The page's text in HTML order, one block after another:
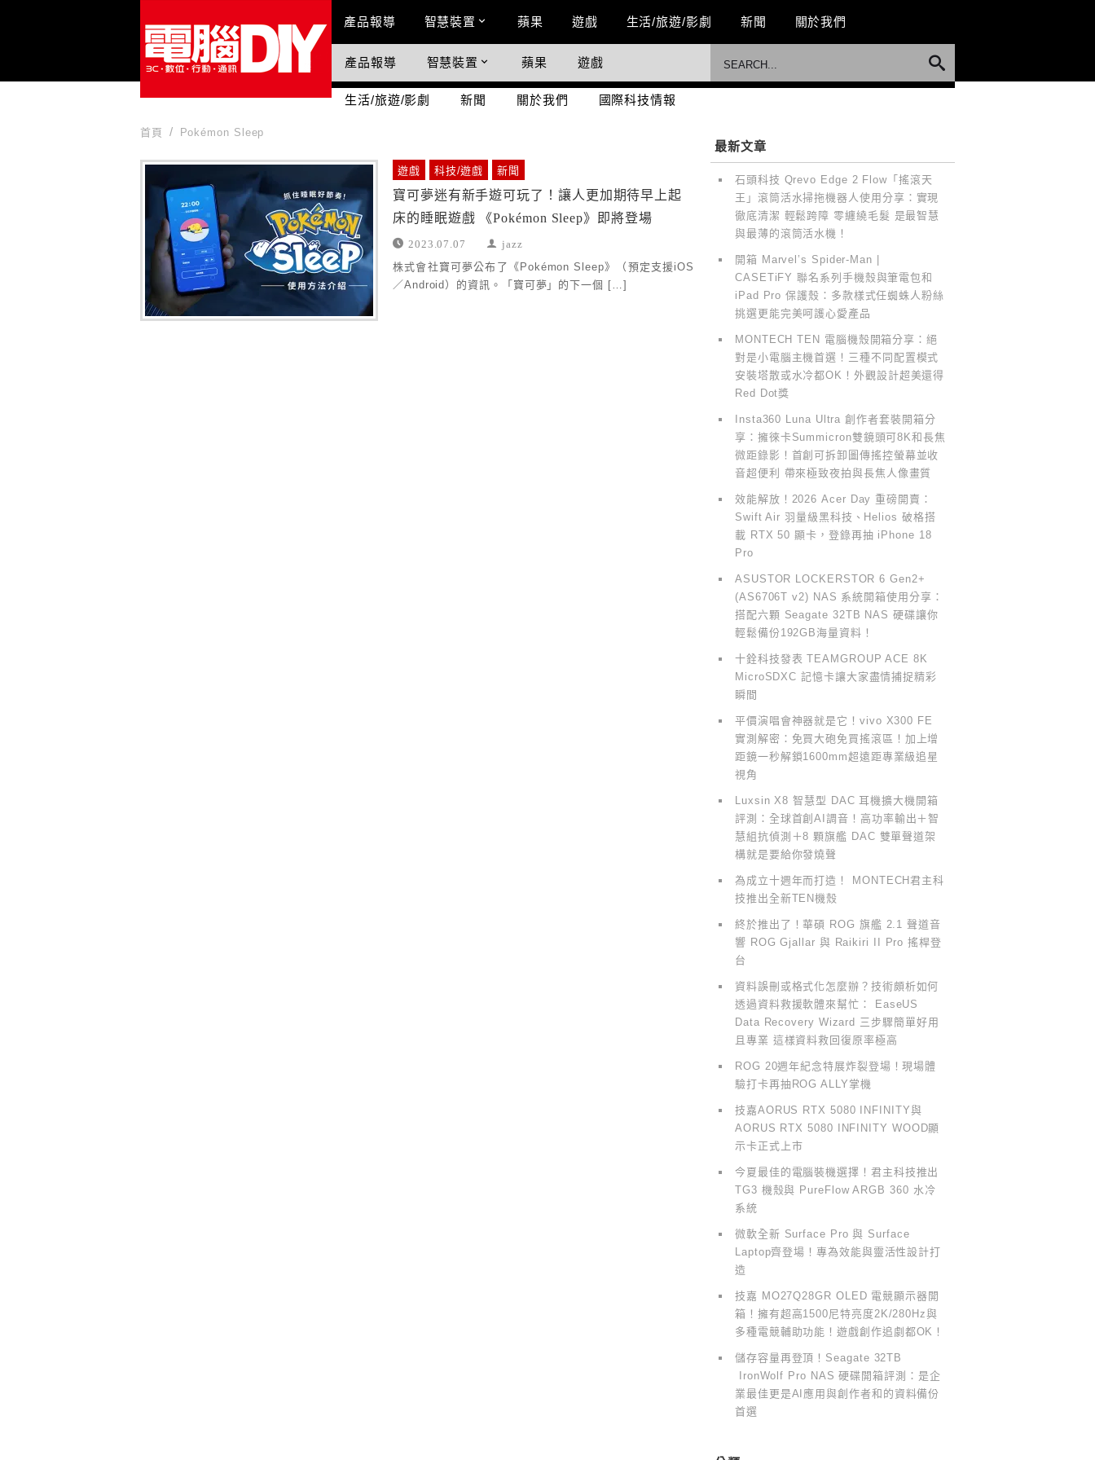
Main Menu
產品報導 智慧裝置 蘋果 遊戲 生活/旅遊/影劇 新聞 關於我們
國際科技情報
產品報導 智慧裝置 蘋果 遊戲
生活/旅遊/影劇 新聞 關於我們 國際科技情報
首頁 Pokémon Sleep
遊戲 科技/遊戲 新聞
寶可夢迷有新手遊可玩了！讓人更加期待早上起
床的睡眠遊戲 《Pokémon Sleep》即將登場
2023.07.07 jazz
株式會社寶可夢公布了《Pokémon Sleep》（預定支援iOS
／Android）的資訊。「寶可夢」的下一個 […]
最新文章
石頭科技 Qrevo Edge 2 Flow「搖滾天
王」滾筒活水掃拖機器人使用分享：實現
徹底清潔 輕鬆跨障 零纏繞毛髮 是最智慧
與最薄的滾筒活水機！
開箱 Marvel’s Spider-Man |
CASETiFY 聯名系列手機殼與筆電包和
iPad Pro 保護殼：多款樣式任蜘蛛人粉絲
挑選更能完美呵護心愛產品
MONTECH TEN 電腦機殼開箱分享：絕
對是小電腦主機首選！三種不同配置模式
安裝塔散或水冷都OK！外觀設計超美還得
Red Dot獎
Insta360 Luna Ultra 創作者套裝開箱分
享：擁徠卡Summicron雙鏡頭可8K和長焦
微距錄影！首創可拆卸圖傳搖控螢幕並收
音超便利 帶來極致夜拍與長焦人像畫質
效能解放！2026 Acer Day 重磅開賣：
Swift Air 羽量級黑科技、Helios 破格搭
載 RTX 50 顯卡，登錄再抽 iPhone 18
Pro
ASUSTOR LOCKERSTOR 6 Gen2+
(AS6706T v2) NAS 系統開箱使用分享：
搭配六顆 Seagate 32TB NAS 硬碟讓你
輕鬆備份192GB海量資料！
十銓科技發表 TEAMGROUP ACE 8K
MicroSDXC 記憶卡讓大家盡情捕捉精彩
瞬間
平價演唱會神器就是它！vivo X300 FE
實測解密：免買大砲免買搖滾區！加上增
距鏡一秒解鎖1600mm超遠距專業級追星
視角
Luxsin X8 智慧型 DAC 耳機擴大機開箱
評測：全球首創AI調音！高功率輸出＋智
慧組抗偵測＋8 顆旗艦 DAC 雙單聲道架
構就是要給你發燒聲
為成立十週年而打造！ MONTECH君主科
技推出全新TEN機殼
終於推出了！華碩 ROG 旗艦 2.1 聲道音
響 ROG Gjallar 與 Raikiri II Pro 搖桿登
台
資料誤刪或格式化怎麼辦？技術頗析如何
透過資料救援軟體來幫忙： EaseUS
Data Recovery Wizard 三步驟簡單好用
且專業 這樣資料救回復原率極高
ROG 20週年紀念特展炸裂登場！現場體
驗打卡再抽ROG ALLY掌機
技嘉AORUS RTX 5080 INFINITY與
AORUS RTX 5080 INFINITY WOOD顯
示卡正式上市
今夏最佳的電腦裝機選擇！君主科技推出
TG3 機殼與 PureFlow ARGB 360 水冷
系統
微軟全新 Surface Pro 與 Surface
Laptop齊登場！專為效能與靈活性設計打
造
技嘉 MO27Q28GR OLED 電競顯示器開
箱！擁有超高1500尼特亮度2K/280Hz與
多種電競輔助功能！遊戲創作追劇都OK！
儲存容量再登頂！Seagate 32TB
IronWolf Pro NAS 硬碟開箱評測：是企
業最佳更是AI應用與創作者和的資料備份
首選